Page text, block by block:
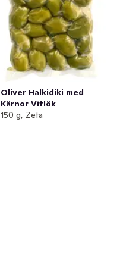
Oliver Halkidiki med
Kärnor Vitlök
150 g, Zeta